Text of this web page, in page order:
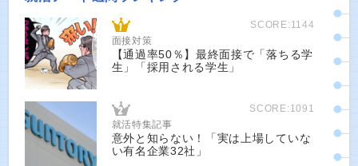
SCORE:1144
面接対策
【通過率50％】最終面接で「落ちる学
生」「採用される学生」
SCORE:1091
就活特集記事
意外と知らない！「実は上場していな
い有名企業32社」